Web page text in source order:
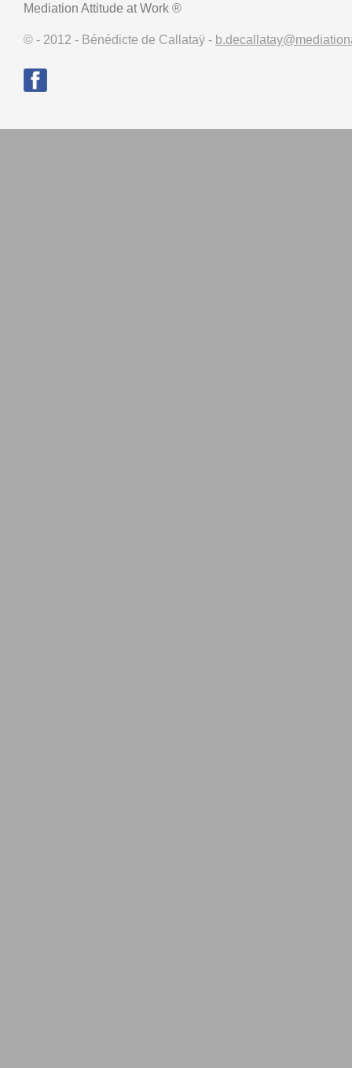
Mediation Attitude at Work ®
© - 2012 - Bénédicte de Callataÿ -